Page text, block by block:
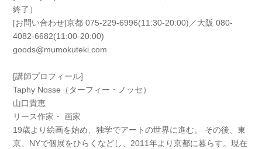
終了）
[お問い合わせ]京都 075-229-6996(11:30-20:00)／大阪 080-
4082-6682(11:00-20:00)
goods@mumokuteki.com
[講師プロフィール]
Taphy Nosse（ターフィー・ノッセ）
山口貴恵
リース作家・ 画家
19歳より絵画を始め、独学でアートの世界に進む。 その後、東
京、NYで個展をひらくなどし、2011年より京都に暮らす。現在